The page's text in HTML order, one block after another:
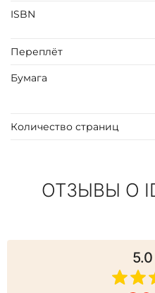
ISBN
Переплёт
Бумага
Количество страниц
ОТЗЫВЫ О
5.0